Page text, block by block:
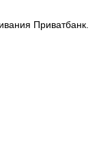
Приватбанк.